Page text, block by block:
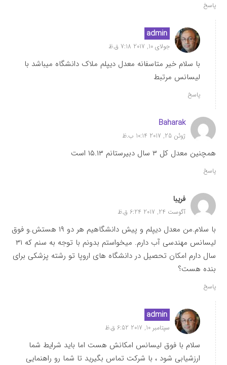
پاسخ
admin
جولای 10, 2017 7:18 ق.ظ
با سلام خیر متاسفانه معدل دیپلم ملاک دانشگاه میباشد با
لیسانس مرتبط
پاسخ
Baharak
ژوئن 25, 2017 10:14 ب.ظ
همچنين معدل كل ٣ سال دبيرستانم ١٥.١٣ است
پاسخ
فریبا
آگوست 24, 2017 6:24 ق.ظ
با سلام.من معدل دیپلم و پیش دانشگاهیم هر دو ۱۹ هستش.و فوق
لیسانس مهندسی آب دارم. میخواستم بدونم با توجه به سنم که ۳۱
سال دارم امکان تحصیل در دانشگاه های اروپا تو رشته پزشکی برای
بنده هست؟
پاسخ
admin
سپتامبر 10, 2017 6:52 ق.ظ
سلام با فوق لیسانس امکانش هست اما باید شرایط شما
ارزشیابی شود ، با شرکت تماس بگیرید تا شما رو راهنمایی